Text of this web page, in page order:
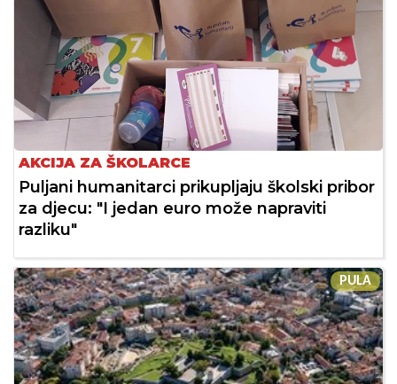
AKCIJA ZA ŠKOLARCE
Puljani humanitarci prikupljaju školski pribor
za djecu: "I jedan euro može napraviti
razliku"
PULA